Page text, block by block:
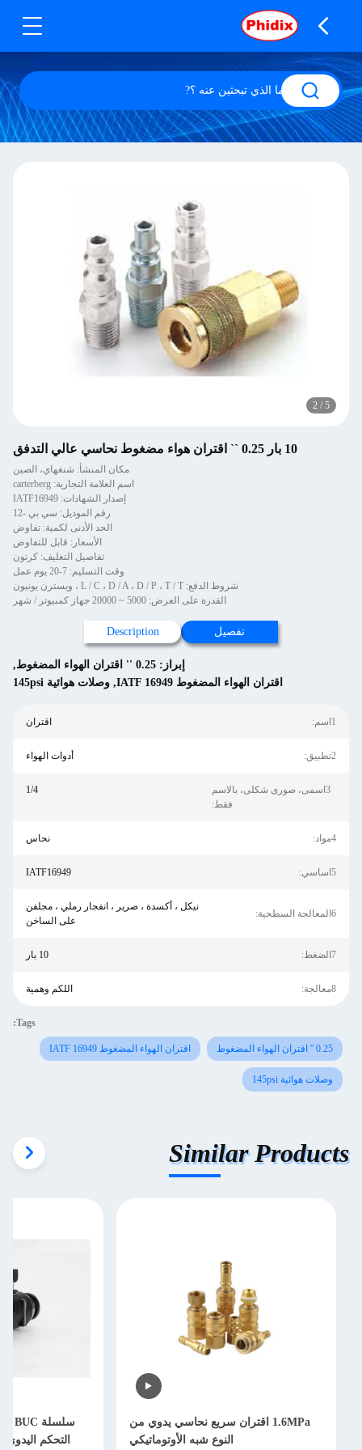
2 / 5
10 بار 0.25 `` اقتران هواء مضغوط نحاسي عالي التدفق
مكان المنشأ: شنغهاي، الصين
اسم العلامة التجارية: carterberg
إصدار الشهادات: IATF16949
رقم الموديل: سي بي -12
الحد الأدنى لكمية: تفاوض
الأسعار: قابل للتفاوض
تفاصيل التغليف: كرتون
وقت التسليم: 7-20 يوم عمل
شروط الدفع: L / C ، D / A ، D / P ، T / T ، ويسترن يونيون
القدرة على العرض: 5000 ~ 20000 جهاز كمبيوتر / شهر
تفصيل Description
إبراز: 0.25 '' اقتران الهواء المضغوط
,
اقتران الهواء المضغوط IATF 16949
, وصلات هوائية 145psi
1اسم: اقتران
2تطبيق: أدوات الهواء
3اسمى، صورى شكلى، بالاسم
فقط:
1/4
4مواد: نحاس
5اساسي: IATF16949
6المعالجة السطحية:
نيكل ، أكسدة ، صرير ، انفجار رملي ، مجلفن
على الساخن
7الضغط: 10 بار
8معالجة: اللكم وهمية
Tags:
0.25 '' اقتران الهواء المضغوط اقتران الهواء المضغوط IATF 16949
وصلات هوائية 145psi
Similar Products
1.6MPa اقتران سريع نحاسي يدوي من
النوع شبه الأوتوماتيكي
التحكم